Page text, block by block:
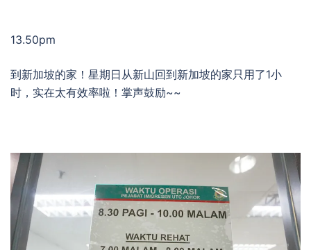
13.50pm
到新加坡的家！星期日从新山回到新加坡的家只用了1小
时，实在太有效率啦！掌声鼓励~~